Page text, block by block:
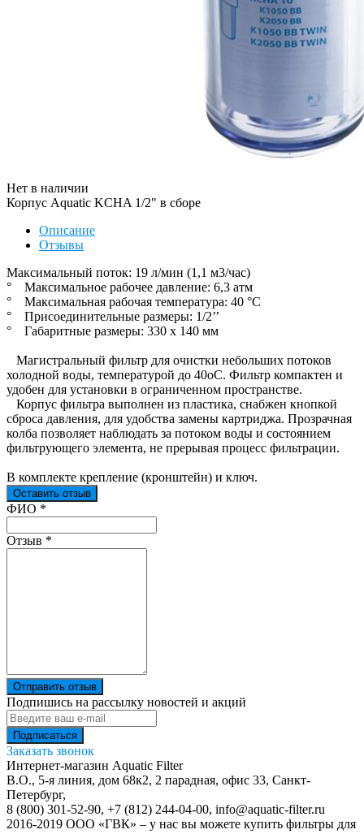
Нет в наличии
Корпус Aquatic KCHA 1/2" в сборе
Описание
Отзывы
Максимальный поток: 19 л/мин (1,1 м3/час)
° Максимальное рабочее давление: 6,3 атм
° Максимальная рабочая температура: 40 °С
° Присоединительные размеры: 1/2’’
° Габаритные размеры: 330 x 140 мм
Магистральный фильтр для очистки небольших потоков
холодной воды, температурой до 40оС. Фильтр компактен и
удобен для установки в ограниченном пространстве.
Корпус фильтра выполнен из пластика, снабжен кнопкой
сброса давления, для удобства замены картриджа. Прозрачная
колба позволяет наблюдать за потоком воды и состоянием
фильтрующего элемента, не прерывая процесс фильтрации.
В комплекте крепление (кронштейн) и ключ.
Оставить отзыв
Ваш отзыв был отправлен!
ФИО *
Отзыв *
Отправить отзыв
Подпишись на рассылку новостей и акций
Заказать звонок
Интернет-магазин Aquatic Filter
В.О., 5-я линия, дом 68к2, 2 парадная, офис 33, Санкт-
Петербург,
8 (800) 301-52-90, +7 (812) 244-04-00, info@aquatic-filter.ru
2016-2019 ООО «ГВК» – у нас вы можете купить фильтры для